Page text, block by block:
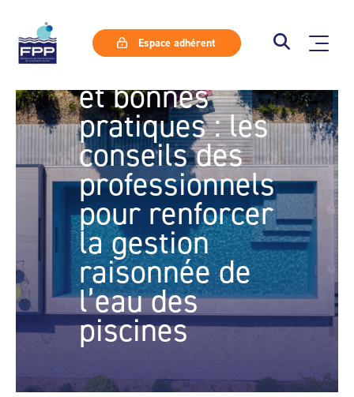
Espace adhérent
Equipements
et bonnes
pratiques : les
conseils des
professionnels
pour renforcer
la gestion
raisonnée de
l’eau des
piscines